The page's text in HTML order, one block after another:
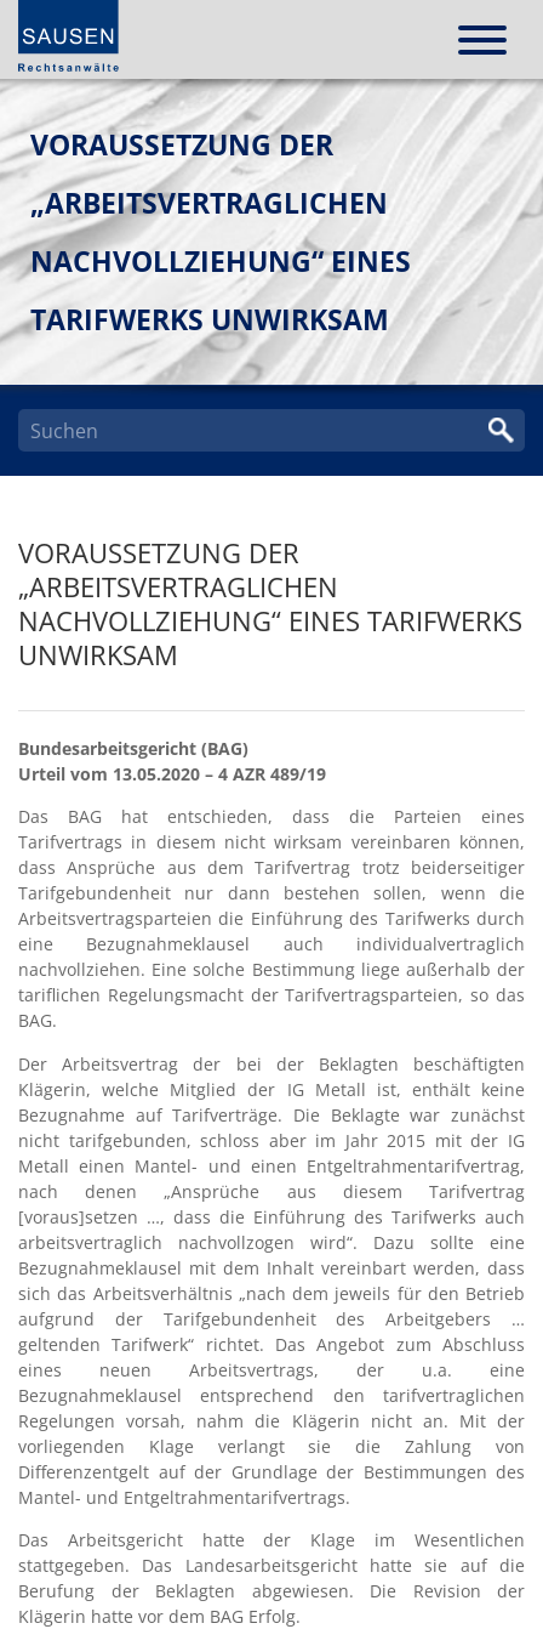
VORAUSSETZUNG DER
„ARBEITSVERTRAGLICHEN
NACHVOLLZIEHUNG“ EINES
TARIFWERKS UNWIRKSAM
VORAUSSETZUNG DER
„ARBEITSVERTRAGLICHEN
NACHVOLLZIEHUNG“ EINES TARIFWERKS
UNWIRKSAM
Bundesarbeitsgericht (BAG)
Urteil vom 13.05.2020 – 4 AZR 489/19
Das BAG hat entschieden, dass die Parteien eines
Tarifvertrags in diesem nicht wirksam vereinbaren können,
dass Ansprüche aus dem Tarifvertrag trotz beiderseitiger
Tarifgebundenheit nur dann bestehen sollen, wenn die
Arbeitsvertragsparteien die Einführung des Tarifwerks durch
eine Bezugnahmeklausel auch individualvertraglich
nachvollziehen. Eine solche Bestimmung liege außerhalb der
tariflichen Regelungsmacht der Tarifvertragsparteien, so das
BAG.
Der Arbeitsvertrag der bei der Beklagten beschäftigten
Klägerin, welche Mitglied der IG Metall ist, enthält keine
Bezugnahme auf Tarifverträge. Die Beklagte war zunächst
nicht tarifgebunden, schloss aber im Jahr 2015 mit der IG
Metall einen Mantel- und einen Entgeltrahmentarifvertrag,
nach denen „Ansprüche aus diesem Tarifvertrag
[voraus]setzen …, dass die Einführung des Tarifwerks auch
arbeitsvertraglich nachvollzogen wird“. Dazu sollte eine
Bezugnahmeklausel mit dem Inhalt vereinbart werden, dass
sich das Arbeitsverhältnis „nach dem jeweils für den Betrieb
aufgrund der Tarifgebundenheit des Arbeitgebers …
geltenden Tarifwerk“ richtet. Das Angebot zum Abschluss
eines neuen Arbeitsvertrags, der u.a. eine
Bezugnahmeklausel entsprechend den tarifvertraglichen
Regelungen vorsah, nahm die Klägerin nicht an. Mit der
vorliegenden Klage verlangt sie die Zahlung von
Differenzentgelt auf der Grundlage der Bestimmungen des
Mantel- und Entgeltrahmentarifvertrags.
Das Arbeitsgericht hatte der Klage im Wesentlichen
stattgegeben. Das Landesarbeitsgericht hatte sie auf die
Berufung der Beklagten abgewiesen. Die Revision der
Klägerin hatte vor dem BAG Erfolg.